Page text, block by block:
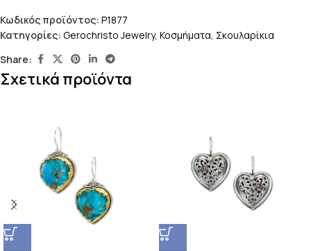
Κωδικός προϊόντος: P1877
Κατηγορίες: Gerochristo Jewelry, Κοσμήματα, Σκουλαρίκια
Share:
Σχετικά προϊόντα